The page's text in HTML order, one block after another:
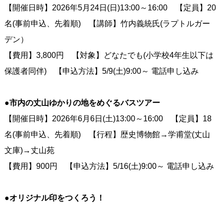
【開催日時】2026年5月24日(日)13:00～16:00 【定員】20
名(事前申込、先着順) 【講師】竹内義統氏(ラプトルガー
デン）
【費用】3,800円 【対象】どなたでも(小学校4年生以下は
保護者同伴) 【申込方法】5/9(土)9:00～ 電話申し込み
●市内の丈山ゆかりの地をめぐるバスツアー
【開催日時】2026年6月6日(土)13:00～16:00 【定員】18
名(事前申込、先着順) 【行程】歴史博物館→学甫堂(丈山
文庫)→丈山苑
【費用】900円 【申込方法】5/16(土)9:00～ 電話申し込み
●オリジナル印をつくろう！